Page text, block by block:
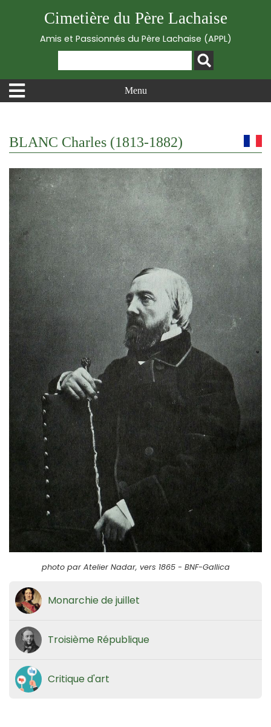
Cimetière du Père Lachaise
Amis et Passionnés du Père Lachaise (APPL)
Menu
BLANC Charles (1813-1882)
photo par Atelier Nadar, vers 1865 - BNF-Gallica
Monarchie de juillet
Troisième République
Critique d'art